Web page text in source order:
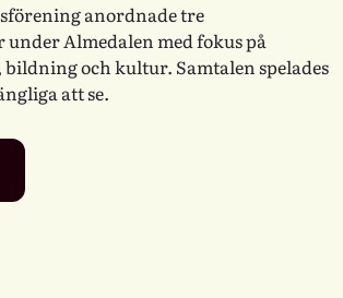
anordnade tre
Almedalen med fokus på
och kultur. Samtalen spelades
att se.